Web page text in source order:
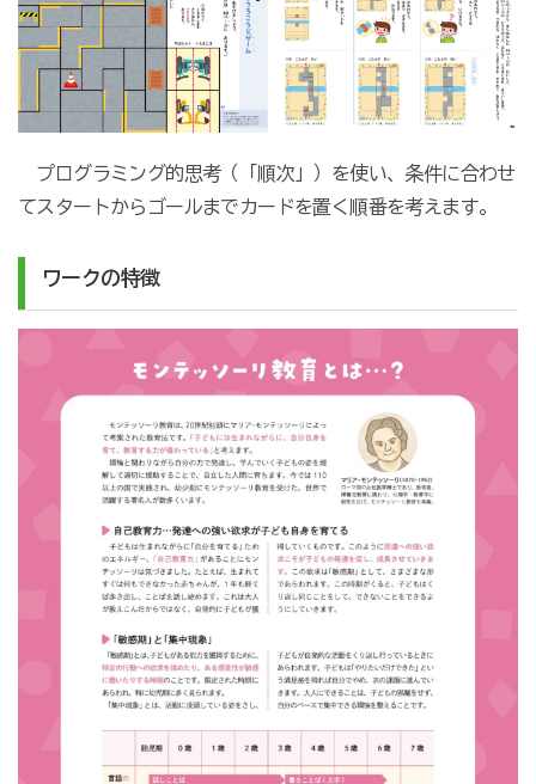
プログラミング的思考（「順次」）を使い、条件に合わせ
てスタートからゴールまでカードを置く順番を考えます。
ワークの特徴